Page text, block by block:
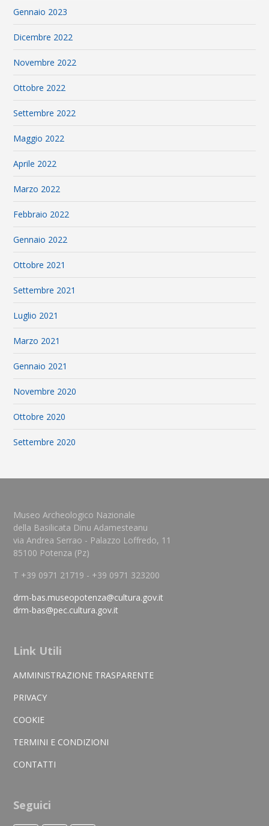
Gennaio 2023
Dicembre 2022
Novembre 2022
Ottobre 2022
Settembre 2022
Maggio 2022
Aprile 2022
Marzo 2022
Febbraio 2022
Gennaio 2022
Ottobre 2021
Settembre 2021
Luglio 2021
Marzo 2021
Gennaio 2021
Novembre 2020
Ottobre 2020
Settembre 2020
Museo Archeologico Nazionale
della Basilicata Dinu Adamesteanu
via Andrea Serrao - Palazzo Loffredo, 11
85100 Potenza (Pz)
T +39 0971 21719 - +39 0971 323200
drm-bas.museopotenza@cultura.gov.it
drm-bas@pec.cultura.gov.it
Link Utili
AMMINISTRAZIONE TRASPARENTE
PRIVACY
COOKIE
TERMINI E CONDIZIONI
CONTATTI
Seguici